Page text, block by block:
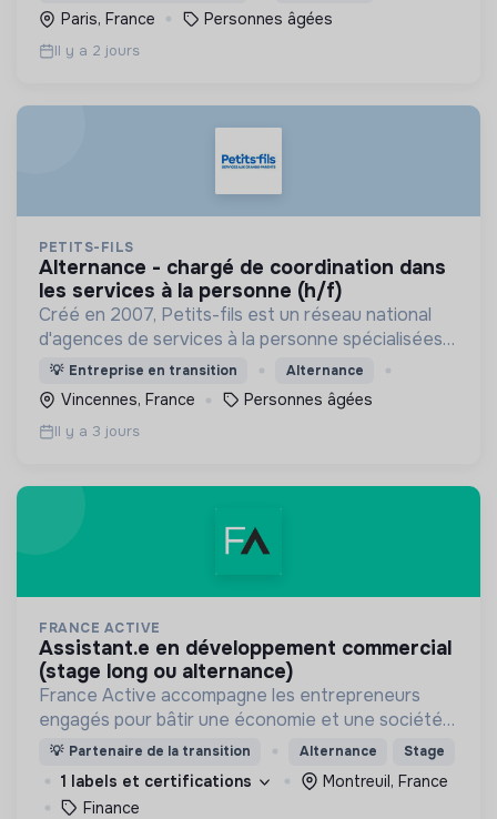
Paris, France Personnes âgées
Il y a 2 jours
PETITS-FILS
alternance - chargé de coordination dans
les services à la personne (h/f)
Créé en 2007, Petits-fils est un réseau national
d'agences de services à la personne spécialisées
dans l'aide à domicile pour les personnes âgées.
💡 Entreprise en transition Alternance
Vincennes, France Personnes âgées
Il y a 3 jours
FRANCE ACTIVE
assistant.e en développement commercial
(stage long ou alternance)
France Active accompagne les entrepreneurs
engagés pour bâtir une économie et une société
plus inclusive et plus durable.
💡 Partenaire de la transition Alternance Stage
1 labels et certifications
Montreuil, France
Finance